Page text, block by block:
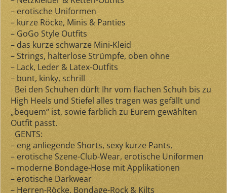
– erotische Uniformen
– kurze Röcke, Minis & Panties
– GoGo Style Outfits
– das kurze schwarze Mini-Kleid
– Strings, halterlose Strümpfe, oben ohne
– Lack, Leder & Latex-Outfits
– bunt, kinky, schrill
Bei den Schuhen dürft Ihr vom flachen Schuh bis zu
High Heels und Stiefel alles tragen was gefällt und
„bequem“ ist, sowie farblich zu Eurem gewählten
Outfit passt.
GENTS:
– eng anliegende Shorts, sexy kurze Pants,
– erotische Szene-Club-Wear, erotische Uniformen
– moderne Bondage-Hose mit Applikationen
– erotische Darkwear
– Herren-Röcke, Bondage-Rock & Kilts